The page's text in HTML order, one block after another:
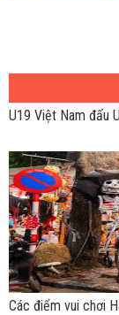
U19 Việt Nam đấu
Các điểm vui chơi